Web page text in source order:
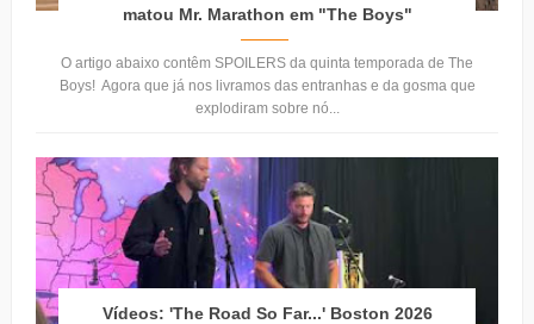
matou Mr. Marathon em "The Boys"
O artigo abaixo contêm SPOILERS da quinta temporada de The
Boys! Agora que já nos livramos das entranhas e da gosma que
explodiram sobre nó...
Vídeos: 'The Road So Far...' Boston 2026